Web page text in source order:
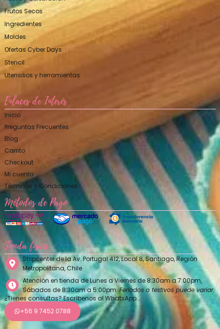
Frutos Secos
Ingredientes
Moldes
Ofertas Cyber Days
Stencil
Utensilios y herramientas
Enlaces de Interés
Inicio
Preguntas Frecuentes
Blog
Carrito
Checkout
Mi cuenta
Términos y Condiciones
Métodos de Pago
Tienda física
Stripcenter de la Av. Portugal 412, Local 8, Santiago, Región
Metropolitana, Chile
Atención en tienda de Lunes a Viernes de 8:30am a 7:00pm,
Sábados de 8:30am a 5:00pm.Feriados o festivos puede variar.
¿Tienes consultas? Escríbenos al WhatsApp…
+56 9 7452 0788